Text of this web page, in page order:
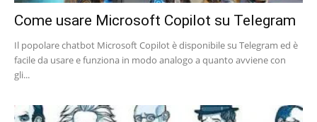
Come usare Microsoft Copilot su Telegram
Il popolare chatbot Microsoft Copilot è disponibile su Telegram ed è
facile da usare e funziona in modo analogo a quanto avviene con
gli...